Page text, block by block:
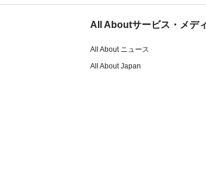
All Aboutサービス・メデ
All About ニュース
All About Japan